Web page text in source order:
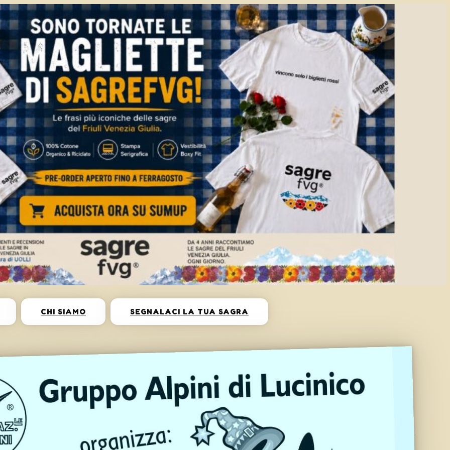
CHI SIAMO SEGNALACI LA TUA SAGRA